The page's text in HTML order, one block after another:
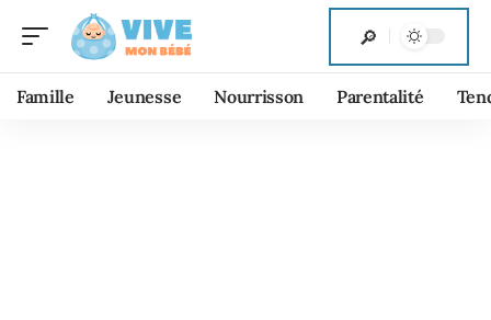
Famille Jeunesse Nourrisson Parentalité